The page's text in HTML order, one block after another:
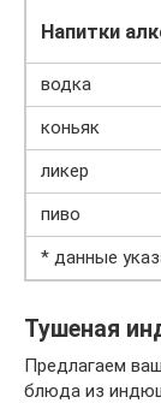
Напитки
водка
коньяк
ликер
пиво
* данные
Тушеная
Предлагаем
блюда из